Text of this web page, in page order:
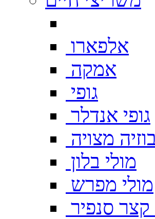
אלפארו
אמקה
גופי
גופי אנדלר
מצויה
מולי בלון
מולי מפרש
קצר סנפיר